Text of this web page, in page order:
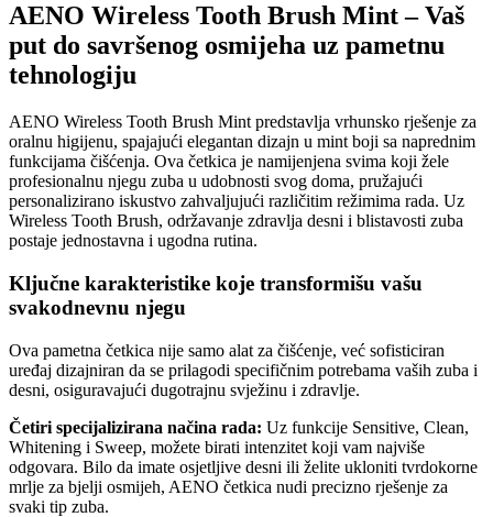
AENO Wireless Tooth Brush Mint – Vaš
put do savršenog osmijeha uz pametnu
tehnologiju
AENO Wireless Tooth Brush Mint predstavlja vrhunsko rješenje za
oralnu higijenu, spajajući elegantan dizajn u mint boji sa naprednim
funkcijama čišćenja. Ova četkica je namijenjena svima koji žele
profesionalnu njegu zuba u udobnosti svog doma, pružajući
personalizirano iskustvo zahvaljujući različitim režimima rada. Uz
Wireless Tooth Brush, održavanje zdravlja desni i blistavosti zuba
postaje jednostavna i ugodna rutina.
Ključne karakteristike koje transformišu vašu
svakodnevnu njegu
Ova pametna četkica nije samo alat za čišćenje, već sofisticiran
uređaj dizajniran da se prilagodi specifičnim potrebama vaših zuba i
desni, osiguravajući dugotrajnu svježinu i zdravlje.
Četiri specijalizirana načina rada: Uz funkcije Sensitive, Clean,
Whitening i Sweep, možete birati intenzitet koji vam najviše
odgovara. Bilo da imate osjetljive desni ili želite ukloniti tvrdokorne
mrlje za bjelji osmijeh, AENO četkica nudi precizno rješenje za
svaki tip zuba.